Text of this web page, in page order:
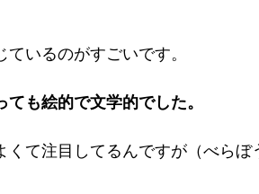
いるのがすごいです。
も絵的で文学的でした。
くて注目してるんですが（べらぼ